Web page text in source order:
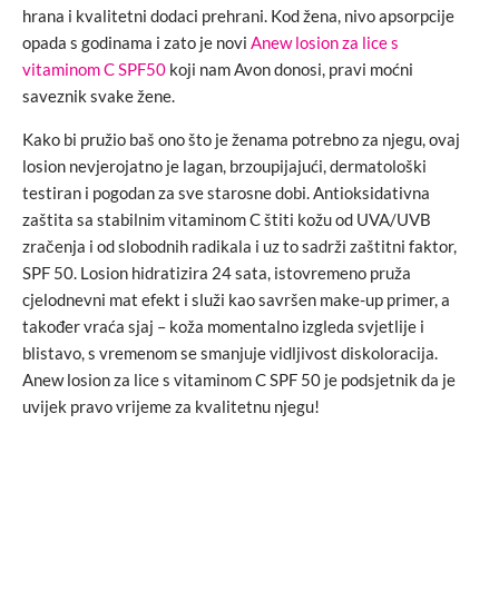
hrana i kvalitetni dodaci prehrani. Kod žena, nivo apsorpcije
opada s godinama i zato je novi Anew losion za lice s
vitaminom C SPF50 koji nam Avon donosi, pravi moćni
saveznik svake žene.
Kako bi pružio baš ono što je ženama potrebno za njegu, ovaj
losion nevjerojatno je lagan, brzoupijajući, dermatološki
testiran i pogodan za sve starosne dobi. Antioksidativna
zaštita sa stabilnim vitaminom C štiti kožu od UVA/UVB
zračenja i od slobodnih radikala i uz to sadrži zaštitni faktor,
SPF 50. Losion hidratizira 24 sata, istovremeno pruža
cjelodnevni mat efekt i služi kao savršen make-up primer, a
također vraća sjaj – koža momentalno izgleda svjetlije i
blistavo, s vremenom se smanjuje vidljivost diskoloracija.
Anew losion za lice s vitaminom C SPF 50 je podsjetnik da je
uvijek pravo vrijeme za kvalitetnu njegu!